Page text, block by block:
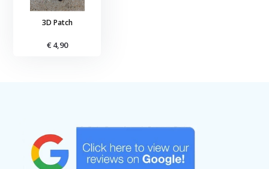
3D Patch
€ 4,90